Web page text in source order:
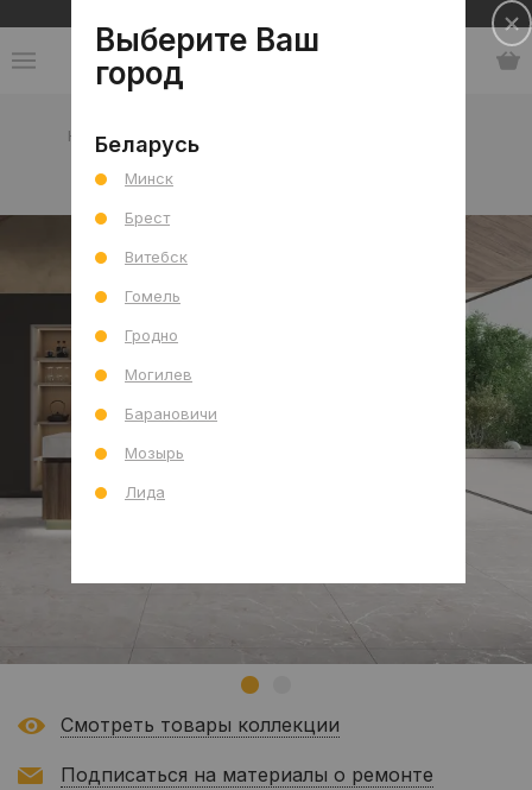
Каталог
коллекция Versailles
Смотреть товары коллекции
Подписаться на материалы о ремонте
Выберите Ваш
город
Беларусь
Минск
Брест
Витебск
Гомель
Гродно
Могилев
Барановичи
Мозырь
Лида